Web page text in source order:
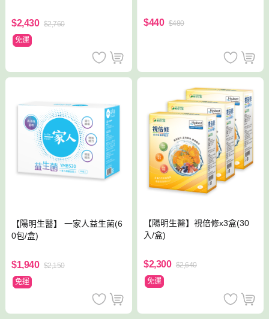
$2,430 $2,760
免運
$440 $480
【陽明生醫】 一家人益生菌(6
0包/盒)
$1,940 $2,150
免運
【陽明生醫】視倍修x3盒(30
入/盒)
$2,300 $2,640
免運